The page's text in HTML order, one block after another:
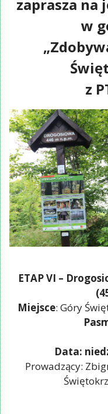
zaprasza na
w
z
ETAP VI –
Miejsce: Góry
Data:
Prowadzący: